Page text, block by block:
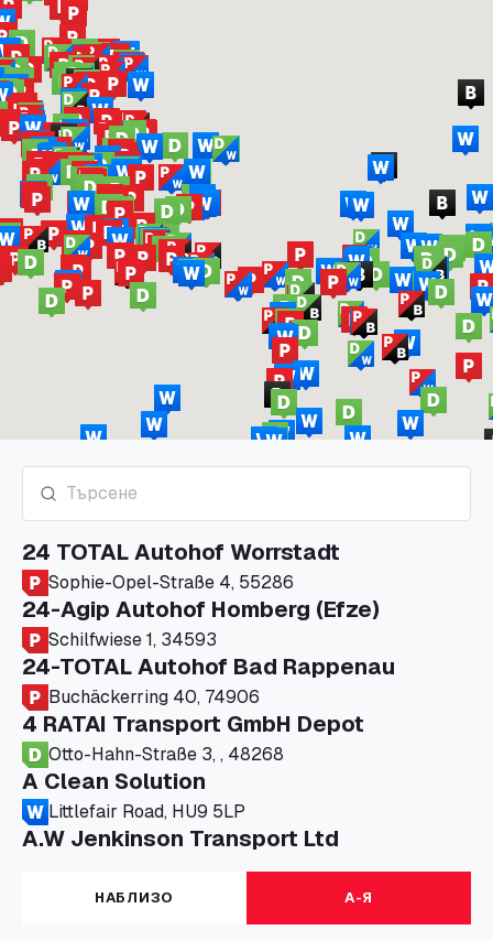
24 TOTAL Autohof Worrstadt
Sophie-Opel-Straße 4, 55286
24-Agip Autohof Homberg (Efze)
Schilfwiese 1, 34593
24-TOTAL Autohof Bad Rappenau
Buchäckerring 40, 74906
4 RATAI Transport GmbH Depot
Otto-Hahn-Straße 3, , 48268
A Clean Solution
Littlefair Road, HU9 5LP
A.W Jenkinson Transport Ltd
Progress House, ME11 5GA
A+G Nettetal - Depot Parking
Am Panneschopp 7, 41334
НАБЛИЗО А-Я